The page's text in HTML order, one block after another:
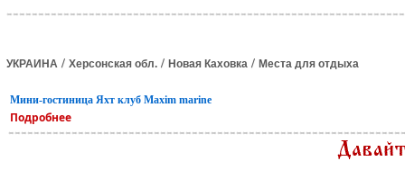
УКРАИНА / Херсонская обл. / Новая Каховка / Места для отдыха
Мини-гостиница Яхт клуб Maxim marine
Подробнее